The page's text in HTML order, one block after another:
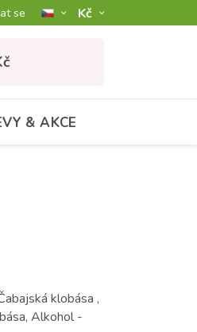
se Kč­
& AKCE
klobása ,
Alkohol -